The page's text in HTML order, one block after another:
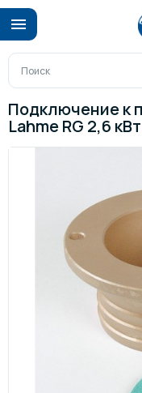
Подключение к
Lahme RG 2,6